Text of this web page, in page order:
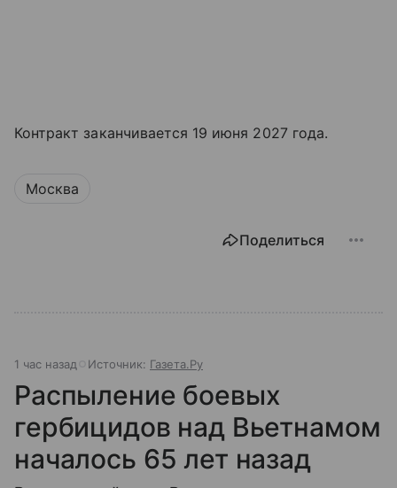
Контракт заканчивается 19 июня 2027 года.
Москва
Поделиться
1 час назад Источник: Газета.Ру
Распыление боевых
гербицидов над Вьетнамом
началось 65 лет назад